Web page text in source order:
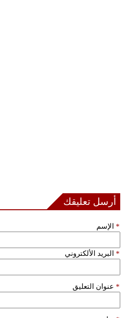
أرسل تعليقك
الإسم *
البريد الألكتروني *
عنوان التعليق *